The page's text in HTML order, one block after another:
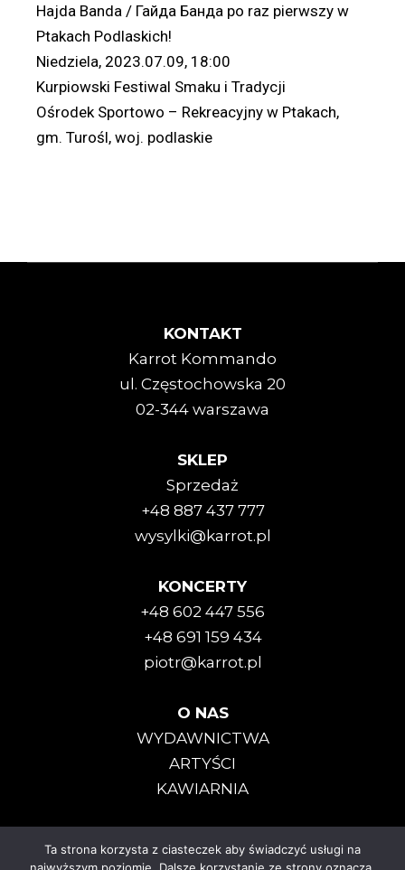
Hajda Banda / Гайда Банда po raz pierwszy w
Ptakach Podlaskich!
Niedziela, 2023.07.09, 18:00
Kurpiowski Festiwal Smaku i Tradycji
Ośrodek Sportowo – Rekreacyjny w Ptakach,
gm. Turośl, woj. podlaskie
KONTAKT
Karrot Kommando
ul. Częstochowska 20
02-344 warszawa
SKLEP
Sprzedaż
+48 887 437 777
wysylki@karrot.pl
KONCERTY
+48 602 447 556
+48 691 159 434
piotr@karrot.pl
O NAS
WYDAWNICTWA
ARTYŚCI
KAWIARNIA
Karrot Kommando © 2025
Ta strona korzysta z ciasteczek aby świadczyć usługi na